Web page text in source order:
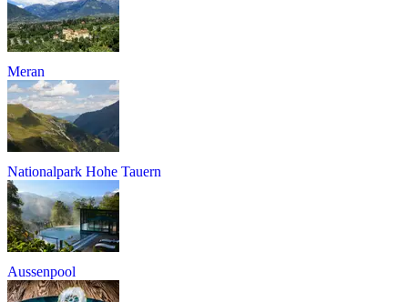
Meran
Nationalpark Hohe Tauern
Aussenpool